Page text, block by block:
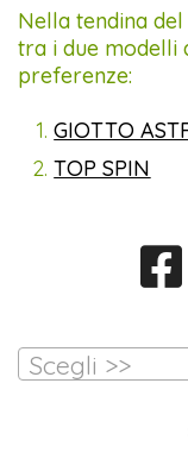
Nella tendina
tra i due modelli
preferenze:
GIOTTO
TOP SPIN
Scegli >>